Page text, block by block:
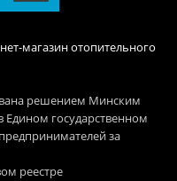
магазин отопительного
решением Минским
Едином государственном
за
реестре